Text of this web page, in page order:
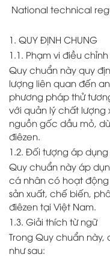
National technical
1. QUY ĐỊNH CHUNG
1.1. Phạm vi điều chỉnh
Quy chuẩn này quy
lượng liên quan đến
phương pháp thử
với quản lý chất lượng
nguồn gốc dầu mỏ,
điêzen.
1.2. Đối tượng áp dụng
Quy chuẩn này áp
cá nhân có hoạt
sản xuất, chế biến,
điêzen tại Việt Nam.
1.3. Giải thích từ ngữ
Trong Quy chuẩn
như sau: